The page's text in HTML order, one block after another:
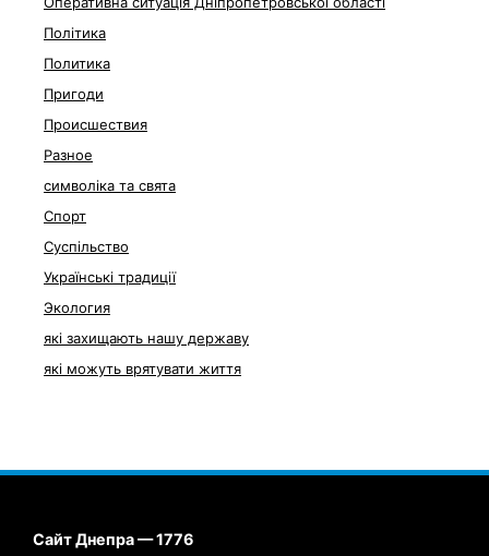
Політика
Политика
Пригоди
Происшествия
Разное
символіка та свята
Спорт
Суспільство
Українські традиції
Экология
які захищають нашу державу
які можуть врятувати життя
Сайт Днепра — 1776